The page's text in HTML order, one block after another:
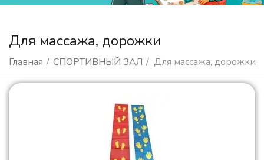
Для массажа, дорожки
Главная / СПОРТИВНЫЙ ЗАЛ / Для массажа, дорожки